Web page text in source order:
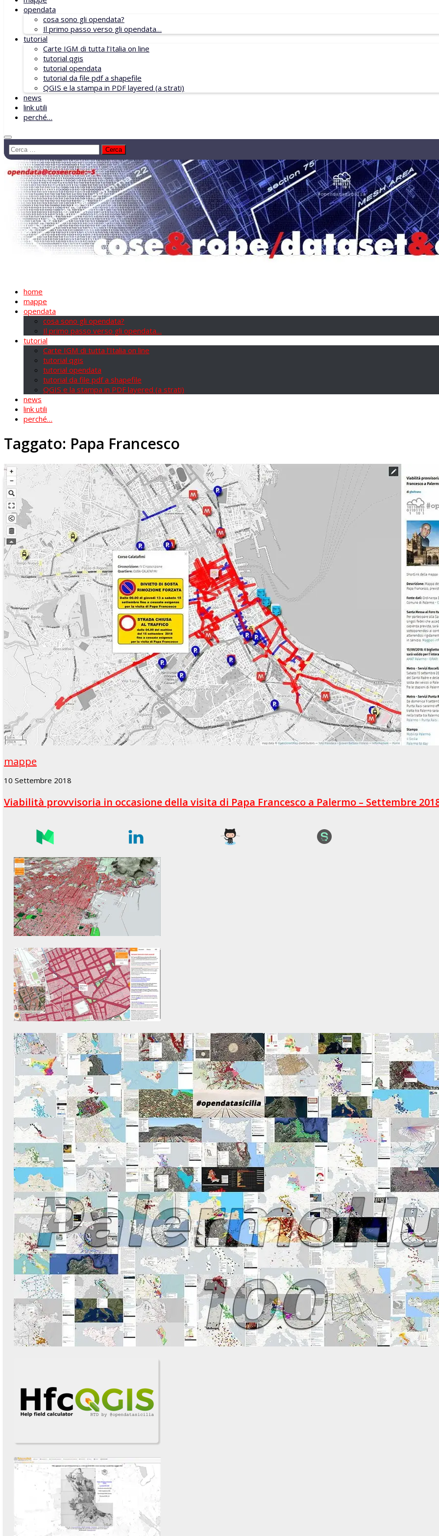
opendata
cosa sono gli opendata?
Il primo passo verso gli opendata…
tutorial
Carte IGM di tutta l’Italia on line
tutorial qgis
tutorial opendata
tutorial da file pdf a shapefile
QGIS e la stampa in PDF layered (a strati)
news
link utili
perché…
Ricerca
per:
home
mappe
opendata
cosa sono gli opendata?
Il primo passo verso gli opendata…
tutorial
Carte IGM di tutta l’Italia on line
tutorial qgis
tutorial opendata
tutorial da file pdf a shapefile
QGIS e la stampa in PDF layered (a strati)
news
link utili
perché…
Taggato: Papa Francesco
mappe
10 Settembre 2018
Viabilità provvisoria in occasione della visita di Papa Francesco a Palermo – Settembre